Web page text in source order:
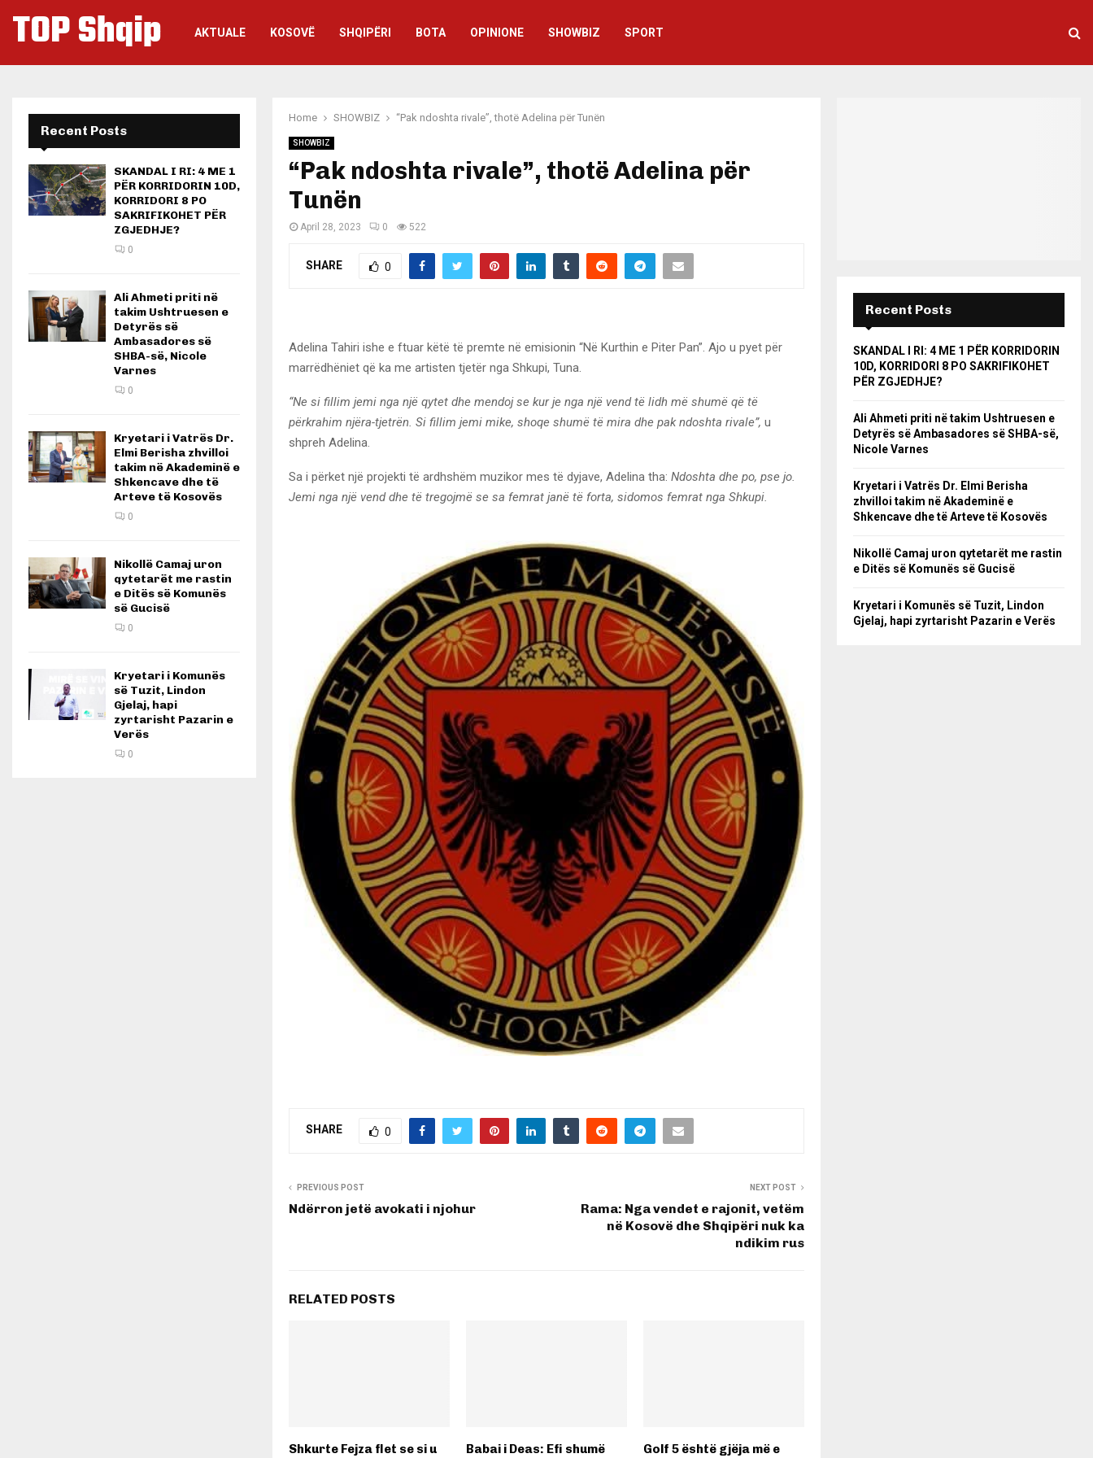
TOP Shqip AKTUALE KOSOVË SHQIPËRI BOTA OPINIONE SHOWBIZ SPORT
Home SHOWBIZ “Pak ndoshta rivale”, thotë Adelina për Tunën
SHOWBIZ
“Pak ndoshta rivale”, thotë Adelina për
Tunën
April 28, 2023 0 522
SHARE 0
Adelina Tahiri ishe e ftuar këtë të premte në emisionin “Në Kurthin e Piter Pan”. Ajo u pyet për
marrëdhëniet që ka me artisten tjetër nga Shkupi, Tuna.
“Ne si fillim jemi nga një qytet dhe mendoj se kur je nga një vend të lidh më shumë që të
përkrahim njëra-tjetrën. Si fillim jemi mike, shoqe shumë të mira dhe pak ndoshta rivale”, u
shpreh Adelina.
Sa i përket një projekti të ardhshëm muzikor mes të dyjave, Adelina tha: Ndoshta dhe po, pse jo.
Jemi nga një vend dhe të tregojmë se sa femrat janë të forta, sidomos femrat nga Shkupi.
SHARE 0
PREVIOUS POST
Ndërron jetë avokati i njohur
NEXT POST
Rama: Nga vendet e rajonit, vetëm
në Kosovë dhe Shqipëri nuk ka
ndikim rus
RELATED POSTS
Shkurte Fejza flet se si u
Babai i Deas: Efi shumë
Golf 5 është gjëja më e
Recent Posts
SKANDAL I RI: 4 ME 1
PËR KORRIDORIN 10D,
KORRIDORI 8 PO
SAKRIFIKOHET PËR
ZGJEDHJE?
0
Ali Ahmeti priti në
takim Ushtruesen e
Detyrës së
Ambasadores së
SHBA-së, Nicole
Varnes
0
Kryetari i Vatrës Dr.
Elmi Berisha zhvilloi
takim në Akademinë e
Shkencave dhe të
Arteve të Kosovës
0
Nikollë Camaj uron
qytetarët me rastin
e Ditës së Komunës
së Gucisë
0
Kryetari i Komunës
së Tuzit, Lindon
Gjelaj, hapi
zyrtarisht Pazarin e
Verës
0
Recent Posts
SKANDAL I RI: 4 ME 1 PËR KORRIDORIN
10D, KORRIDORI 8 PO SAKRIFIKOHET
PËR ZGJEDHJE?
Ali Ahmeti priti në takim Ushtruesen e
Detyrës së Ambasadores së SHBA-së,
Nicole Varnes
Kryetari i Vatrës Dr. Elmi Berisha
zhvilloi takim në Akademinë e
Shkencave dhe të Arteve të Kosovës
Nikollë Camaj uron qytetarët me rastin
e Ditës së Komunës së Gucisë
Kryetari i Komunës së Tuzit, Lindon
Gjelaj, hapi zyrtarisht Pazarin e Verës